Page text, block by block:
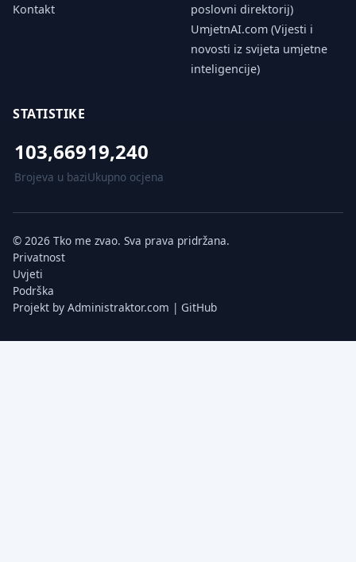
Kontakt
poslovni direktorij)
UmjetnAI.com (Vijesti i
novosti iz svijeta umjetne
inteligencije)
STATISTIKE
103,669
Brojeva u bazi
19,240
Ukupno ocjena
© 2026 Tko me zvao. Sva prava pridržana.
Privatnost
Uvjeti
Podrška
Projekt by Administraktor.com | GitHub